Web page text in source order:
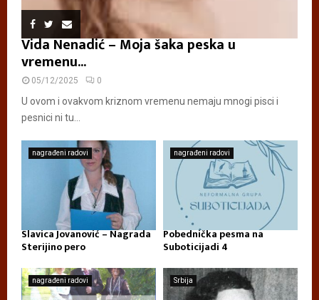
Vida Nenadić – Moja šaka peska u
vremenu...
05/12/2025 0
U ovom i ovakvom kriznom vremenu nemaju mnogi pisci i
pesnici ni tu...
nagrađeni radovi
Slavica Jovanović – Nagrada
Sterijino pero
nagrađeni radovi
Pobednička pesma na
Suboticijadi 4
nagrađeni radovi Srbija